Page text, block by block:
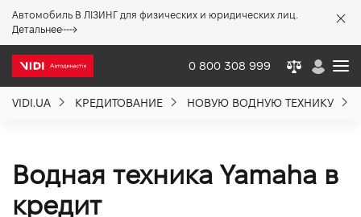
Автомобиль В ЛІЗИНГ для физических и юридических лиц.
Детальнее
0 800 308 999
VIDI.UA КРЕДИТОВАНИЕ НОВУЮ ВОДНУЮ ТЕХНИКУ
Водная техника Yamaha в
кредит
Акции %